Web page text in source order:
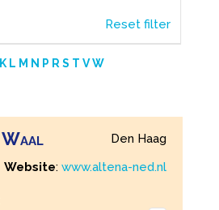
Reset filter
K L M N P R S T V W
Waal
Den Haag
Website: www.altena-ned.nl